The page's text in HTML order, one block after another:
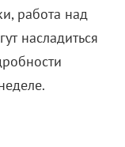
работа над
насладиться